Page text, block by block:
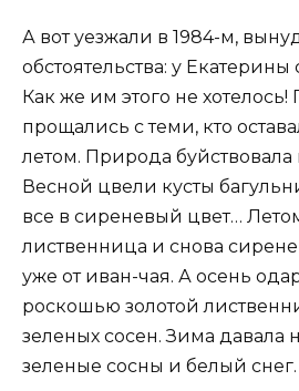
А вот уезжали в 1984-м,
обстоятельства: у
Как же им этого не хотелось!
прощались с теми, кто
летом. Природа буйствовала
Весной цвели кусты
все в сиреневый цвет…
лиственница и снова
уже от иван-чая. А осень
роскошью золотой
зеленых сосен. Зима давала
зеленые сосны и белый снег.